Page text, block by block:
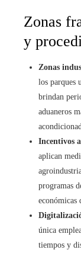
Zonas
y
Zonas
los parques
brindan
aduaneros
Incentivos
aplican
programas
económicas
única
tiempos y